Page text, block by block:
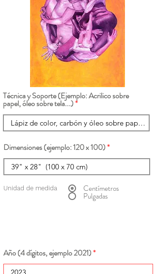
Técnica y Soporte (Ejemplo: Acrilico sobre
papel, óleo sobre tela...)
Dimensiones (ejemplo: 120 x 100)
Unidad de medida Centímetros
Pulgadas
Año (4 dígitos, ejemplo 2021)